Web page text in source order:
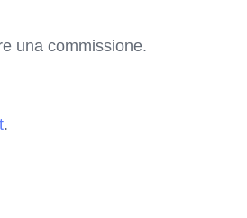
una commissione.
.